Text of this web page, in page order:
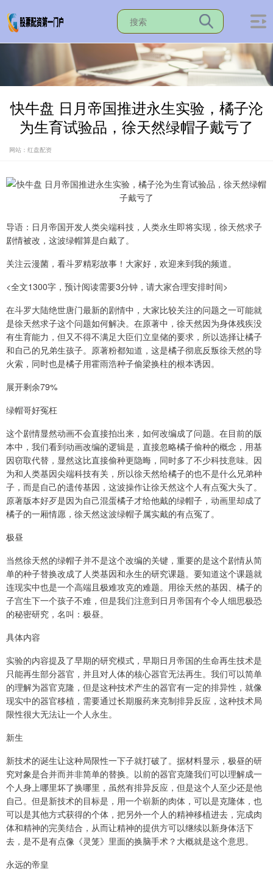
快牛盘 日月帝国推进永生实验，橘子沦
为生育试验品，徐天然绿帽子戴亏了
网站：红盘配资
导语：日月帝国开发人类尖端科技，人类永生即将实现，徐天然求子
剧情被改，这波绿帽算是白戴了。
关注云漫菌，看斗罗精彩故事！大家好，欢迎来到我的频道。
<全文1300字，预计阅读需要3分钟，请大家合理安排时间>
在斗罗大陆绝世唐门最新的剧情中，大家比较关注的问题之一可能就
是徐天然求子这个问题如何解决。在原著中，徐天然因为身体残疾没
有生育能力，但又不得不满足大臣们立皇储的要求，所以选择让橘子
和自己的兄弟生孩子。原著粉都知道，这是橘子彻底反叛徐天然的导
火索，同时也是橘子用霍雨浩种子偷梁换柱的根本诱因。
展开剩余79%
绿帽哥好冤枉
这个剧情显然动画不会直接拍出来，如何改编成了问题。在目前的版
本中，我们看到动画改编的逻辑是，直接忽略橘子偷种的概念，用基
因窃取代替，显然这比直接偷种更隐晦，同时多了不少科技意味。因
为和人类基因尖端科技有关，所以徐天然给橘子的也不是什么兄弟种
子，而是自己的遗传基因，这波操作让徐天然这个人有点冤大头了。
原著版本好歹是因为自己混蛋橘子才给他戴的绿帽子，动画里却成了
橘子的一厢情愿，徐天然这波绿帽子属实戴的有点冤了。
极昼
当然徐天然的绿帽子并不是这个改编的关键，重要的是这个剧情从简
单的种子替换改成了人类基因和永生的研究课题。要知道这个课题就
连现实中也是一个高端且极难攻克的难题。用徐天然的基因、橘子的
子宫生下一个孩子不难，但是我们注意到日月帝国有个令人细思极恐
的秘密研究，名叫：极昼。
具体内容
实验的内容提及了早期的研究模式，早期日月帝国的生命再生技术是
只能再生部分器官，并且对人体的核心器官无法再生。我们可以简单
的理解为器官克隆，但是这种技术产生的器官有一定的排异性，就像
现实中的器官移植，需要通过长期服药来克制排异反应，这种技术局
限性很大无法让一个人永生。
新生
新技术的诞生让这种局限性一下子就打破了。据材料显示，极昼的研
究对象是合并而并非简单的替换。以前的器官克隆我们可以理解成一
个人身上哪里坏了换哪里，虽然有排异反应，但是这个人至少还是他
自己。但是新技术的目标是，用一个崭新的肉体，可以是克隆体，也
可以是其他方式获得的个体，把另外一个人的精神移植进去，完成肉
体和精神的完美结合，从而让精神的提供方可以继续以新身体活下
去，是不是有点像《灵笼》里面的换脑手术？大概就是这个意思。
永远的帝皇